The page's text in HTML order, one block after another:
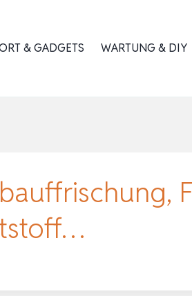
& GADGETS WARTUNG & DIY